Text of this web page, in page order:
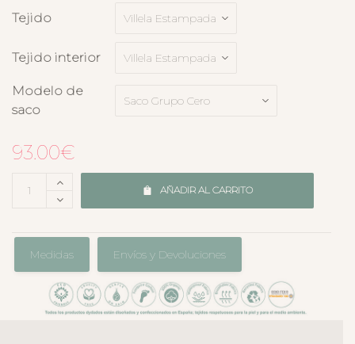
Tejido
Tejido interior
Modelo de
saco
93.00€
AÑADIR AL CARRITO
Medidas Envíos y Devoluciones